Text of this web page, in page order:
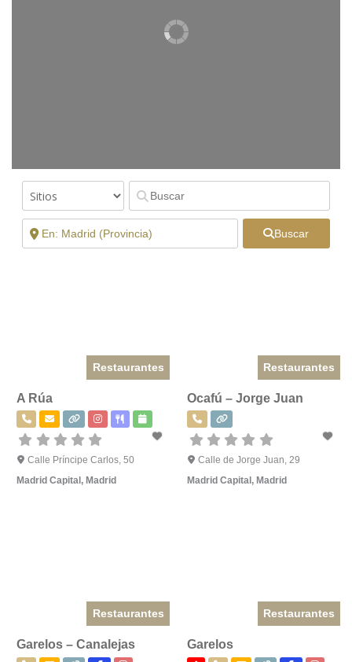
Buscar
Restaurantes
A Rúa
Calle Príncipe Carlos, 50
Madrid Capital, Madrid
Restaurantes
Ocafú – Jorge Juan
Calle de Jorge Juan, 29
Madrid Capital,Madrid
Restaurantes
Garelos – Canalejas
Restaurantes
Garelos